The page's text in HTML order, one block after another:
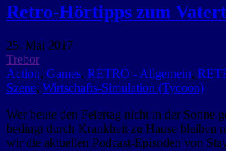
Retro-Hörtipps zum
25. Mai 2017
Trebor
Action, Games, RETRO - Allgemein,
Szene, Wirtschafts-Simulation (Tycoon)
Wer heute den Feiertag nicht in der Sonne
bedingt durch Krankheit zu Hause bleiben
wir die aktuellen Podcast-Episoden von